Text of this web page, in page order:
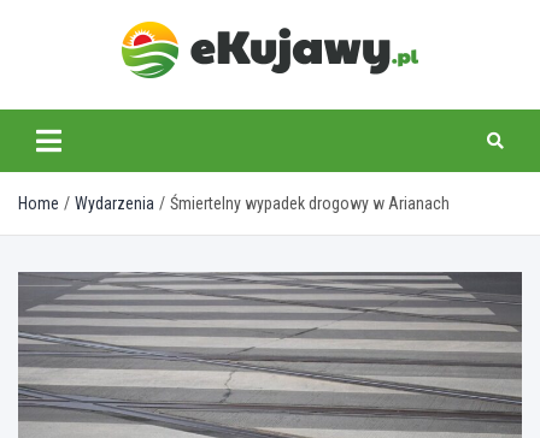
ekujawy.pl
Home Wydarzenia Śmiertelny wypadek drogowy w Arianach